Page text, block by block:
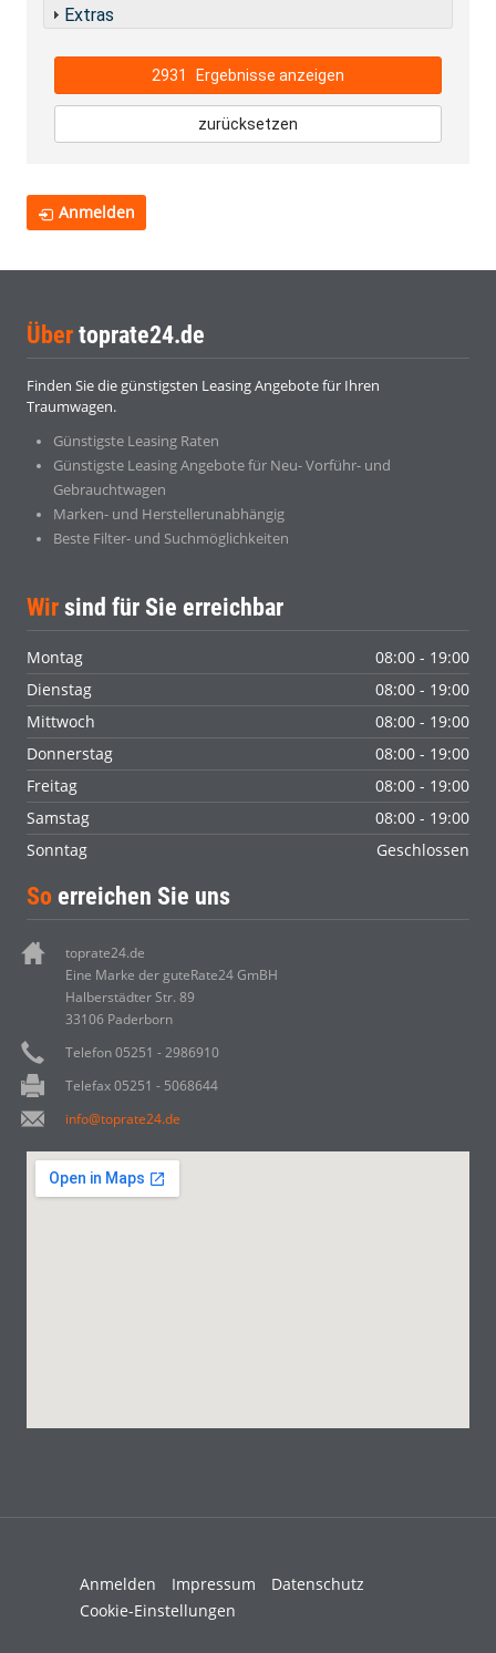
Extras
2931 Ergebnisse anzeigen
zurücksetzen
Anmelden
Über toprate24.de
Finden Sie die günstigsten Leasing Angebote für Ihren
Traumwagen.
Günstigste Leasing Raten
Günstigste Leasing Angebote für Neu- Vorführ- und
Gebrauchtwagen
Marken- und Herstellerunabhängig
Beste Filter- und Suchmöglichkeiten
Wir sind für Sie erreichbar
Montag
08:00 - 19:00
Dienstag
08:00 - 19:00
Mittwoch
08:00 - 19:00
Donnerstag
08:00 - 19:00
Freitag
08:00 - 19:00
Samstag
08:00 - 19:00
Sonntag
Geschlossen
So erreichen Sie uns
toprate24.de
Eine Marke der guteRate24 GmBH
Halberstädter Str. 89
33106 Paderborn
Telefon 05251 - 2986910
Telefax 05251 - 5068644
info@toprate24.de
Anmelden Impressum
Datenschutz
Cookie-Einstellungen